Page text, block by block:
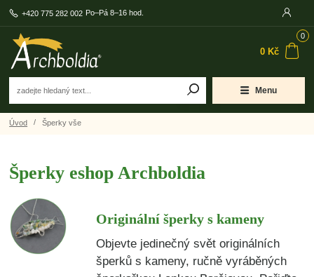
Menu
+420 775 282 002 Po–Pá 8–16 hod.
0
0 Kč
Úvod Šperky vše
Šperky eshop Archboldia
Originální šperky s kameny
Objevte jedinečný svět originálních
šperků s kameny, ručně vyráběných